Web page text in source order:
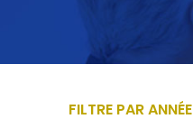
FILTRE PAR ANNÉE